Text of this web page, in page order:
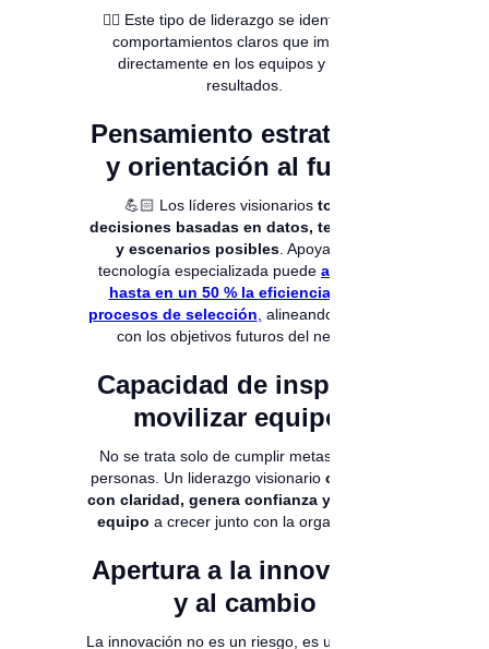
👉🏻 Este tipo de liderazgo se identifica por
comportamientos claros que impactan
directamente en los equipos y en los
resultados.
Pensamiento estratégico
y orientación al futuro
💪🏻 Los líderes visionarios toman
decisiones basadas en datos, tendencias
y escenarios posibles. Apoyarse en
tecnología especializada puede aumentar
hasta en un 50 % la eficiencia de los
procesos de selección alineando el talento
con los objetivos futuros del negocio.
Capacidad de inspirar y
movilizar equipos
No se trata solo de cumplir metas, sino de
personas. Un liderazgo visionario comunica
con claridad, genera confianza y motiva al
equipo a crecer junto con la organización.
Apertura a la innovación
y al cambio
La innovación no es un riesgo, es una ventaja